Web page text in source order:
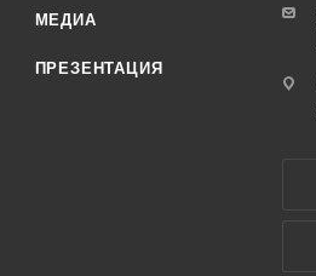
МЕДИА
ПРЕЗЕНТАЦИЯ